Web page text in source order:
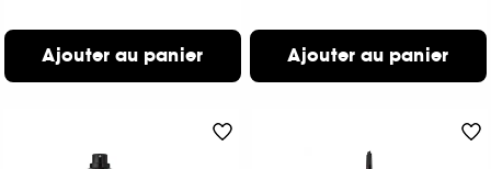
Ajouter au panier Ajouter au panier